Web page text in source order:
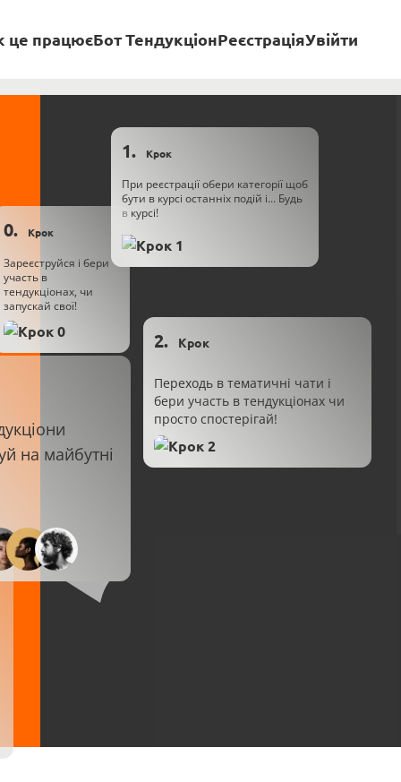
це працюєБот ТендукціонРеєстраціяУвійти
0. Крок
Зареєструйся і бери
участь в
тендукціонах, чи
запускай свої!
1. Крок
При реєстрації обери категорії щоб
бути в курсі останніх подій і... Будь
в курсі!
2. Крок
Переходь в тематичні чати і
бери участь в тендукціонах чи
просто спостерігай!
на майбутні